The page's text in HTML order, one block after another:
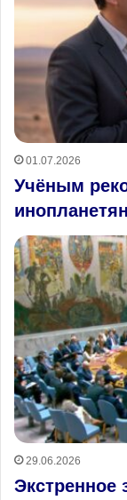
01.07.2026
Учёным
29.06.2026
Экстренное